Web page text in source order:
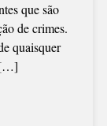
MAUS
TRATOS
A
que são
de crimes.
quaisquer
[…]